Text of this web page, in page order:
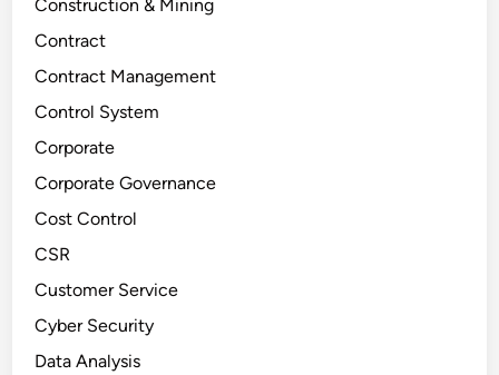
Construction & Mining
Contract
Contract Management
Control System
Corporate
Corporate Governance
Cost Control
CSR
Customer Service
Cyber Security
Data Analysis